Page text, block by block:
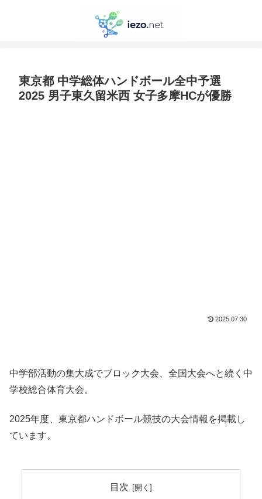
東京都 中学総体ハンドボール全中予選
2025 男子東久留米西 女子多摩HCが優勝
2025.07.30
中学部活動の集大成でブロック大会、全国大会へと続く中
学校総合体育大会。
2025年度、東京都ハンドボール競技の大会情報を掲載し
ています。
目次